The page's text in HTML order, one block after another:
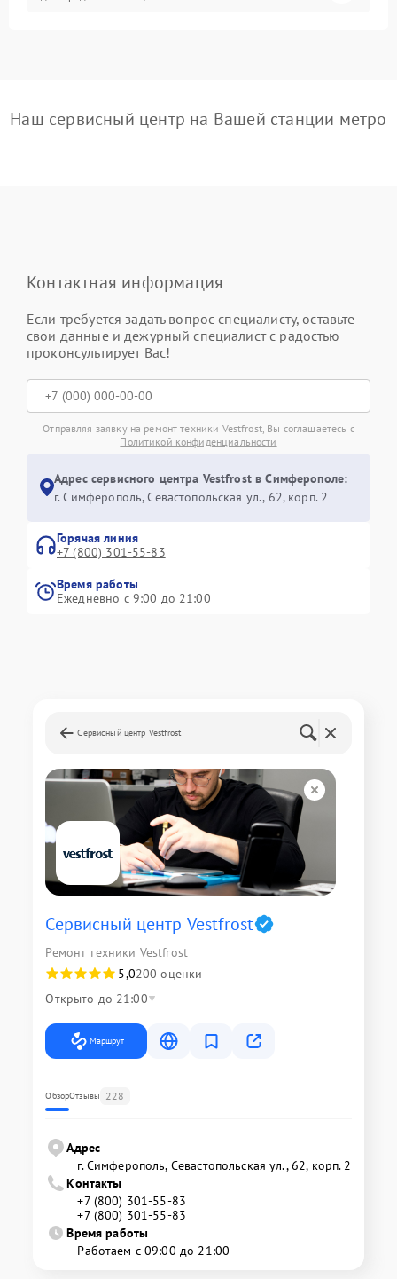
Наш сервисный центр на Вашей станции метро
Контактная информация
Если требуется задать вопрос специалисту, оставьте
свои данные и дежурный специалист с радостью
проконсультирует Вас!
Отправляя заявку на ремонт техники Vestfrost, Вы соглашаетесь с
Политикой конфиденциальности
Адрес сервисного центра Vestfrost в Симферополе:
г. Симферополь, Севастопольская ул., 62, корп. 2
Горячая линия
+7 (800) 301-55-83
Время работы
Ежедневно с 9:00 до 21:00
Сервисный центр Vestfrost
Сервисный центр Vestfrost
Ремонт техники Vestfrost
5,0200 оценки
Открыто до 21:00
Маршрут
ОбзорОтзывы 228
Адрес
г. Симферополь, Севастопольская ул., 62, корп. 2
Контакты
+7 (800) 301-55-83
+7 (800) 301-55-83
Время работы
Работаем с 09:00 до 21:00